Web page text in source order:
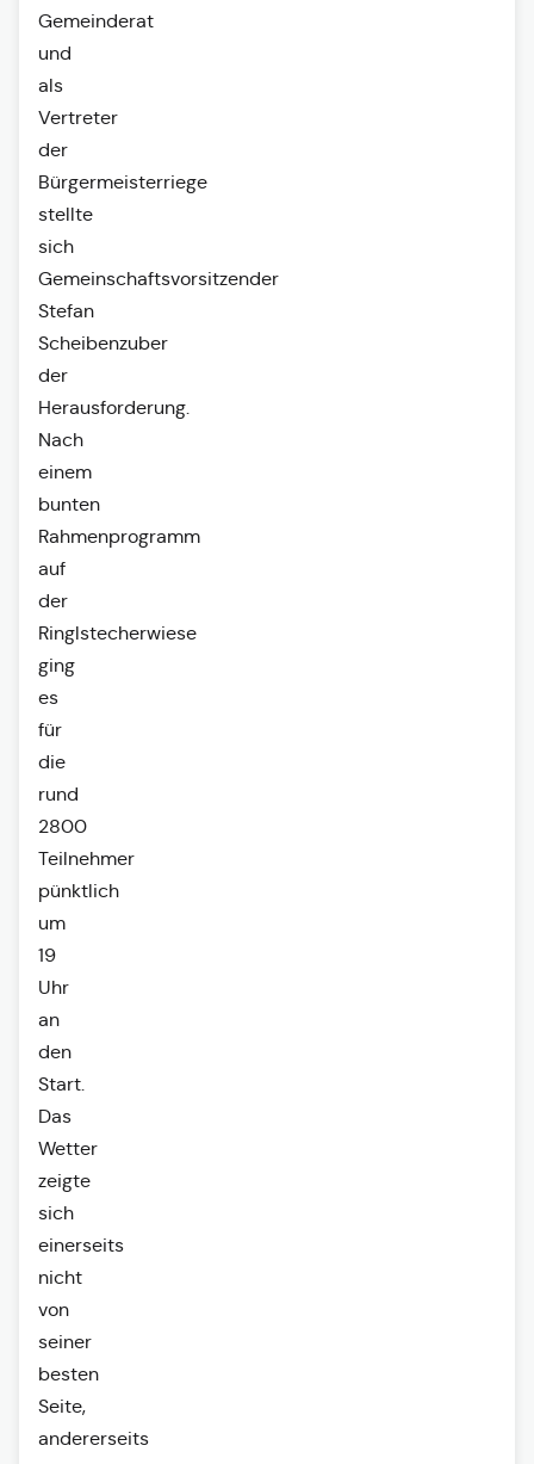
Gemeinderat
und
als
Vertreter
der
Bürgermeisterriege
stellte
sich
Gemeinschaftsvorsitzender
Stefan
Scheibenzuber
der
Herausforderung.
Nach
einem
bunten
Rahmenprogramm
auf
der
Ringlstecherwiese
ging
es
für
die
rund
2800
Teilnehmer
pünktlich
um
19
Uhr
an
den
Start.
Das
Wetter
zeigte
sich
einerseits
nicht
von
seiner
besten
Seite,
andererseits